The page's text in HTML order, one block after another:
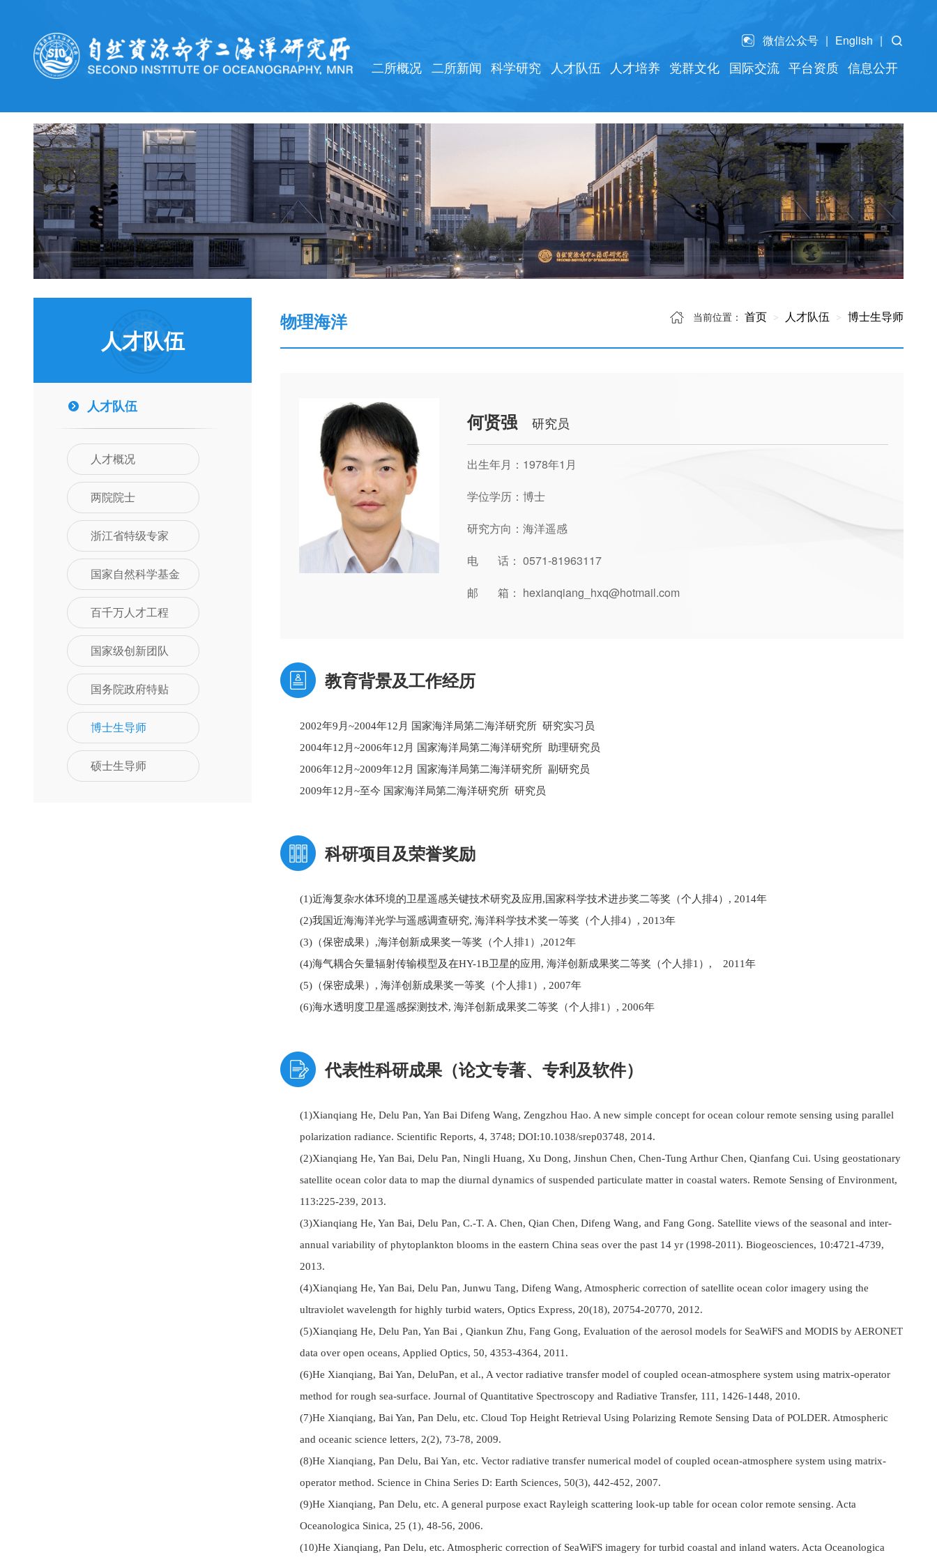
微信公众号 English
二所概况 二所新闻 科学研究 人才队伍 人才培养 党群文化 国际交流 平台资质 信息公开
人才队伍
人才队伍
人才概况
两院院士
浙江省特级专家
国家自然科学基金
百千万人才工程
国家级创新团队
国务院政府特贴
博士生导师
硕士生导师
物理海洋 当前位置： 首页 人才队伍 博士生导师
何贤强 研究员
出生年月：1978年1月
学位学历：博士
研究方向：海洋遥感
电 话： 0571-81963117
邮 箱： hexianqiang_hxq@hotmail.com
教育背景及工作经历
2002年9月~2004年12月 国家海洋局第二海洋研究所  研究实习员
2004年12月~2006年12月 国家海洋局第二海洋研究所  助理研究员
2006年12月~2009年12月 国家海洋局第二海洋研究所  副研究员
2009年12月~至今 国家海洋局第二海洋研究所  研究员
科研项目及荣誉奖励
(1)近海复杂水体环境的卫星遥感关键技术研究及应用,国家科学技术进步奖二等奖（个人排4）, 2014年
(2)我国近海海洋光学与遥感调查研究, 海洋科学技术奖一等奖（个人排4）, 2013年
(3)（保密成果）,海洋创新成果奖一等奖（个人排1）,2012年
(4)海气耦合矢量辐射传输模型及在HY-1B卫星的应用, 海洋创新成果奖二等奖（个人排1）, 2011年
(5)（保密成果）, 海洋创新成果奖一等奖（个人排1）, 2007年
(6)海水透明度卫星遥感探测技术, 海洋创新成果奖二等奖（个人排1）, 2006年
代表性科研成果（论文专著、专利及软件）
(1)Xianqiang He, Delu Pan, Yan Bai Difeng Wang, Zengzhou Hao. A new simple concept for ocean colour remote sensing using parallel
polarization radiance. Scientific Reports, 4, 3748; DOI:10.1038/srep03748, 2014.
(2)Xianqiang He, Yan Bai, Delu Pan, Ningli Huang, Xu Dong, Jinshun Chen, Chen-Tung Arthur Chen, Qianfang Cui. Using geostationary
satellite ocean color data to map the diurnal dynamics of suspended particulate matter in coastal waters. Remote Sensing of Environment,
113:225-239, 2013.
(3)Xianqiang He, Yan Bai, Delu Pan, C.-T. A. Chen, Qian Chen, Difeng Wang, and Fang Gong. Satellite views of the seasonal and inter-
annual variability of phytoplankton blooms in the eastern China seas over the past 14 yr (1998-2011). Biogeosciences, 10:4721-4739,
2013.
(4)Xianqiang He, Yan Bai, Delu Pan, Junwu Tang, Difeng Wang, Atmospheric correction of satellite ocean color imagery using the
ultraviolet wavelength for highly turbid waters, Optics Express, 20(18), 20754-20770, 2012.
(5)Xianqiang He, Delu Pan, Yan Bai , Qiankun Zhu, Fang Gong, Evaluation of the aerosol models for SeaWiFS and MODIS by AERONET
data over open oceans, Applied Optics, 50, 4353-4364, 2011.
(6)He Xianqiang, Bai Yan, DeluPan, et al., A vector radiative transfer model of coupled ocean-atmosphere system using matrix-operator
method for rough sea-surface. Journal of Quantitative Spectroscopy and Radiative Transfer, 111, 1426-1448, 2010.
(7)He Xianqiang, Bai Yan, Pan Delu, etc. Cloud Top Height Retrieval Using Polarizing Remote Sensing Data of POLDER. Atmospheric
and oceanic science letters, 2(2), 73-78, 2009.
(8)He Xianqiang, Pan Delu, Bai Yan, etc. Vector radiative transfer numerical model of coupled ocean-atmosphere system using matrix-
operator method. Science in China Series D: Earth Sciences, 50(3), 442-452, 2007.
(9)He Xianqiang, Pan Delu, etc. A general purpose exact Rayleigh scattering look-up table for ocean color remote sensing. Acta
Oceanologica Sinica, 25 (1), 48-56, 2006.
(10)He Xianqiang, Pan Delu, etc. Atmospheric correction of SeaWiFS imagery for turbid coastal and inland waters. Acta Oceanologica